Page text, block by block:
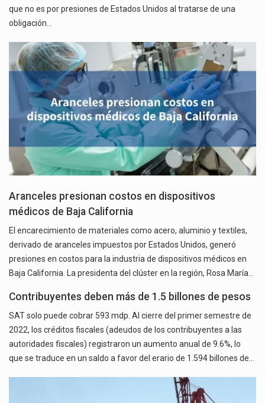
que no es por presiones de Estados Unidos al tratarse de una
obligación…
Aranceles presionan costos en dispositivos
médicos de Baja California
El encarecimiento de materiales como acero, aluminio y textiles,
derivado de aranceles impuestos por Estados Unidos, generó
presiones en costos para la industria de dispositivos médicos en
Baja California. La presidenta del clúster en la región, Rosa María…
Contribuyentes deben más de 1.5 billones de pesos
SAT solo puede cobrar 593 mdp. Al cierre del primer semestre de
2022, los créditos fiscales (adeudos de los contribuyentes a las
autoridades fiscales) registraron un aumento anual de 9.6%, lo
que se traduce en un saldo a favor del erario de 1.594 billones de…